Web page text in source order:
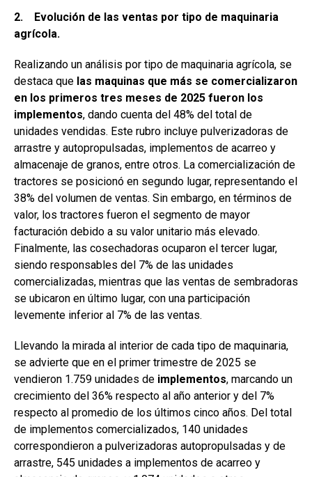
2. Evolución de las ventas por tipo de maquinaria
agrícola.
Realizando un análisis por tipo de maquinaria agrícola, se
destaca que las maquinas que más se comercializaron
en los primeros tres meses de 2025 fueron los
implementos, dando cuenta del 48% del total de
unidades vendidas. Este rubro incluye pulverizadoras de
arrastre y autopropulsadas, implementos de acarreo y
almacenaje de granos, entre otros. La comercialización de
tractores se posicionó en segundo lugar, representando el
38% del volumen de ventas. Sin embargo, en términos de
valor, los tractores fueron el segmento de mayor
facturación debido a su valor unitario más elevado.
Finalmente, las cosechadoras ocuparon el tercer lugar,
siendo responsables del 7% de las unidades
comercializadas, mientras que las ventas de sembradoras
se ubicaron en último lugar, con una participación
levemente inferior al 7% de las ventas.
Llevando la mirada al interior de cada tipo de maquinaria,
se advierte que en el primer trimestre de 2025 se
vendieron 1.759 unidades de implementos, marcando un
crecimiento del 36% respecto al año anterior y del 7%
respecto al promedio de los últimos cinco años. Del total
de implementos comercializados, 140 unidades
correspondieron a pulverizadoras autopropulsadas y de
arrastre, 545 unidades a implementos de acarreo y